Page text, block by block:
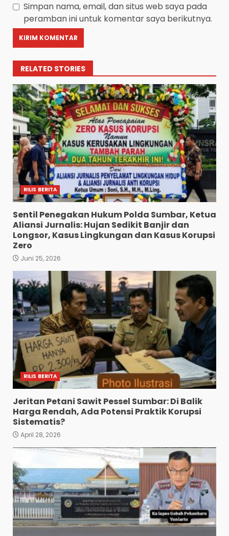
Simpan nama, email, dan situs web saya pada
peramban ini untuk komentar saya berikutnya.
RELATED STORIES
RILIS BERITA
Sentil Penegakan Hukum Polda Sumbar, Ketua
Aliansi Jurnalis: Hujan Sedikit Banjir dan
Longsor, Kasus Lingkungan dan Kasus Korupsi
Zero
Juni 25, 2026
RILIS BERITA
Jeritan Petani Sawit Pessel Sumbar: Di Balik
Harga Rendah, Ada Potensi Praktik Korupsi
Sistematis?
April 28, 2026